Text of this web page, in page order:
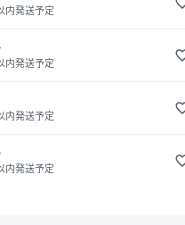
内発送予定
内発送予定
内発送予定
内発送予定